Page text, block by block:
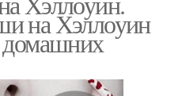
на Хэллоуин